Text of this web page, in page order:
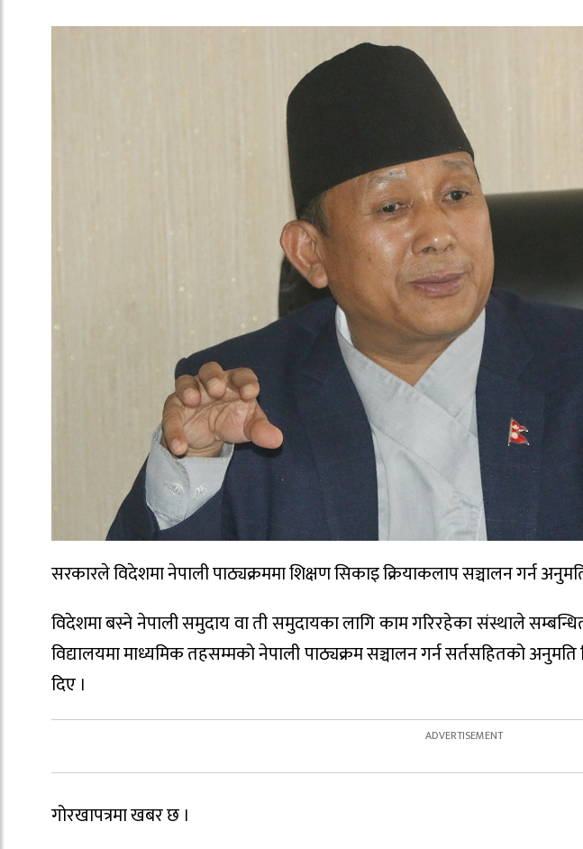
सरकारले विदेशमा नेपाली पाठ्यक्रममा शिक्षण सिकाइ क्रियाकलाप सञ्चालन गर्न
विदेशमा बस्ने नेपाली समुदाय वा ती समुदायका लागि काम गरिरहेका संस्थाले
विद्यालयमा माध्यमिक तहसम्मको नेपाली पाठ्यक्रम सञ्चालन गर्न सर्तसहितको
दिए ।
गोरखापत्रमा खबर छ ।